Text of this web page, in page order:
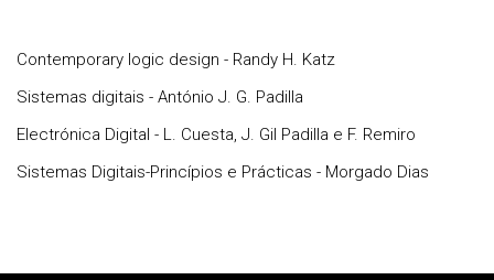
Contemporary logic design - Randy H. Katz
Sistemas digitais - António J. G. Padilla
Electrónica Digital - L. Cuesta, J. Gil Padilla e F. Remiro
Sistemas Digitais-Princípios e Prácticas - Morgado Dias